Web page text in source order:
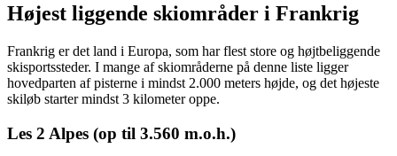
Højest liggende skiområder i Frankrig
Frankrig er det land i Europa, som har flest store og højtbeliggende
skisportssteder. I mange af skiområderne på denne liste ligger
hovedparten af pisterne i mindst 2.000 meters højde, og det højeste
skiløb starter mindst 3 kilometer oppe.
Les 2 Alpes (op til 3.560 m.o.h.)